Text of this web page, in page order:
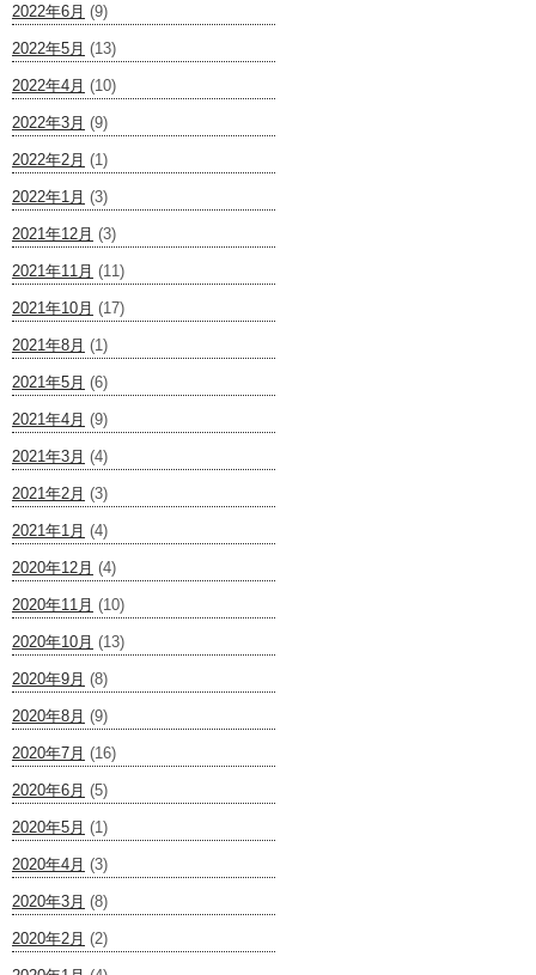
2022年6月 (9)
2022年5月 (13)
2022年4月 (10)
2022年3月 (9)
2022年2月 (1)
2022年1月 (3)
2021年12月 (3)
2021年11月 (11)
2021年10月 (17)
2021年8月 (1)
2021年5月 (6)
2021年4月 (9)
2021年3月 (4)
2021年2月 (3)
2021年1月 (4)
2020年12月 (4)
2020年11月 (10)
2020年10月 (13)
2020年9月 (8)
2020年8月 (9)
2020年7月 (16)
2020年6月 (5)
2020年5月 (1)
2020年4月 (3)
2020年3月 (8)
2020年2月 (2)